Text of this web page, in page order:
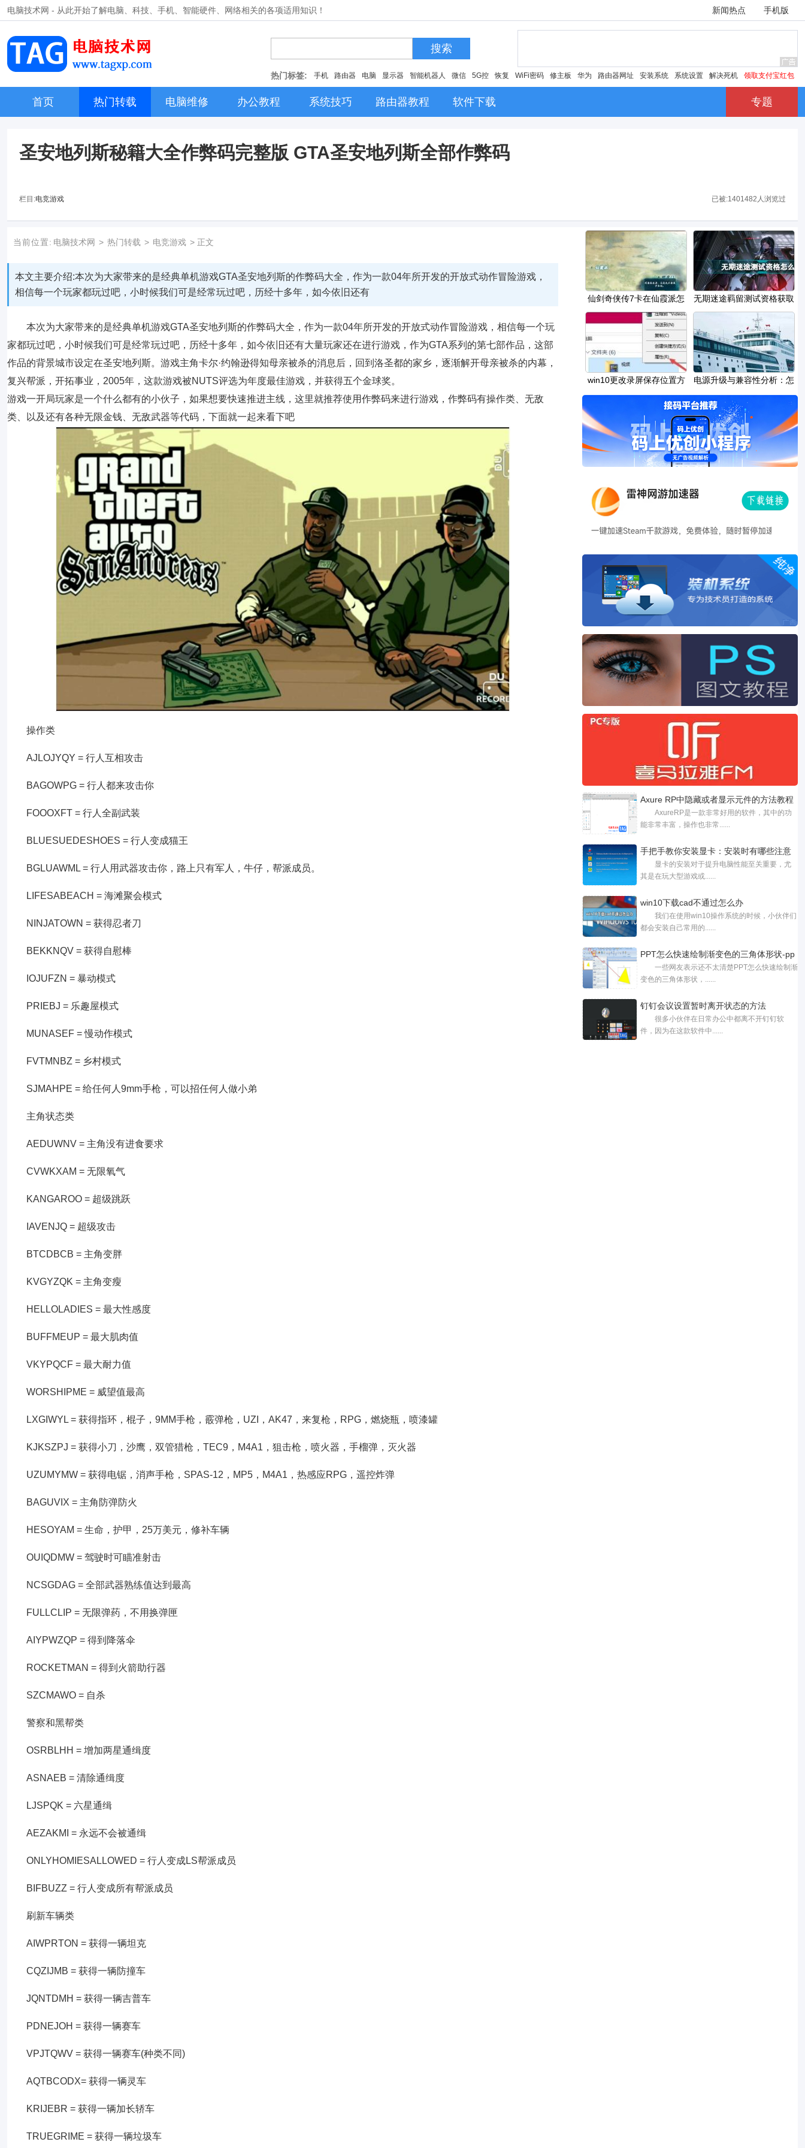
电脑技术网 - 从此开始了解电脑、科技、手机、智能硬件、网络相关的各项适用知识！ 新闻热点 手机版
搜索
热门标签: 手机 路由器 电脑 显示器 智能机器人 微信 5G控 恢复 WiFi密码 修主板 华为 路由器网址 安装系统 系统设置 解决死机 领取支付宝红包
首页 热门转载 电脑维修 办公教程 系统技巧 路由器教程 软件下载 专题
圣安地列斯秘籍大全作弊码完整版 GTA圣安地列斯全部作弊码
栏目:电竞游戏 已被:1401482人浏览过
当前位置: 电脑技术网 > 热门转载 > 电竞游戏 > 正文
本文主要介绍:本次为大家带来的是经典单机游戏GTA圣安地列斯的作弊码大全，作为一款04年所开发的开放式动作冒险游戏，
相信每一个玩家都玩过吧，小时候我们可是经常玩过吧，历经十多年，如今依旧还有
本次为大家带来的是经典单机游戏GTA圣安地列斯的作弊码大全，作为一款04年所开发的开放式动作冒险游戏，相信每一个玩
家都玩过吧，小时候我们可是经常玩过吧，历经十多年，如今依旧还有大量玩家还在进行游戏，作为GTA系列的第七部作品，这部
作品的背景城市设定在圣安地列斯。游戏主角卡尔·约翰逊得知母亲被杀的消息后，回到洛圣都的家乡，逐渐解开母亲被杀的内幕，
复兴帮派，开拓事业，2005年，这款游戏被NUTS评选为年度最佳游戏，并获得五个金球奖。
游戏一开局玩家是一个什么都有的小伙子，如果想要快速推进主线，这里就推荐使用作弊码来进行游戏，作弊码有操作类、无敌
类、以及还有各种无限金钱、无敌武器等代码，下面就一起来看下吧
操作类
AJLOJYQY = 行人互相攻击
BAGOWPG = 行人都来攻击你
FOOOXFT = 行人全副武装
BLUESUEDESHOES = 行人变成猫王
BGLUAWML = 行人用武器攻击你，路上只有军人，牛仔，帮派成员。
LIFESABEACH = 海滩聚会模式
NINJATOWN = 获得忍者刀
BEKKNQV = 获得自慰棒
IOJUFZN = 暴动模式
PRIEBJ = 乐趣屋模式
MUNASEF = 慢动作模式
FVTMNBZ = 乡村模式
SJMAHPE = 给任何人9mm手枪，可以招任何人做小弟
主角状态类
AEDUWNV = 主角没有进食要求
CVWKXAM = 无限氧气
KANGAROO = 超级跳跃
IAVENJQ = 超级攻击
BTCDBCB = 主角变胖
KVGYZQK = 主角变瘦
HELLOLADIES = 最大性感度
BUFFMEUP = 最大肌肉值
VKYPQCF = 最大耐力值
WORSHIPME = 威望值最高
LXGIWYL = 获得指环，棍子，9MM手枪，霰弹枪，UZI，AK47，来复枪，RPG，燃烧瓶，喷漆罐
KJKSZPJ = 获得小刀，沙鹰，双管猎枪，TEC9，M4A1，狙击枪，喷火器，手榴弹，灭火器
UZUMYMW = 获得电锯，消声手枪，SPAS-12，MP5，M4A1，热感应RPG，遥控炸弹
BAGUVIX = 主角防弹防火
HESOYAM = 生命，护甲，25万美元，修补车辆
OUIQDMW = 驾驶时可瞄准射击
NCSGDAG = 全部武器熟练值达到最高
FULLCLIP = 无限弹药，不用换弹匣
AIYPWZQP = 得到降落伞
ROCKETMAN = 得到火箭助行器
SZCMAWO = 自杀
警察和黑帮类
OSRBLHH = 增加两星通缉度
ASNAEB = 清除通缉度
LJSPQK = 六星通缉
AEZAKMI = 永远不会被通缉
ONLYHOMIESALLOWED = 行人变成LS帮派成员
BIFBUZZ = 行人变成所有帮派成员
刷新车辆类
AIWPRTON = 获得一辆坦克
CQZIJMB = 获得一辆防撞车
JQNTDMH = 获得一辆吉普车
PDNEJOH = 获得一辆赛车
VPJTQWV = 获得一辆赛车(种类不同)
AQTBCODX= 获得一辆灵车
KRIJEBR = 获得一辆加长轿车
TRUEGRIME = 获得一辆垃圾车
仙剑奇侠传7卡在仙霞派怎
么出去 不能离
无期迷途羁留测试资格获取
方式
win10更改录屏保存位置方
法
电源升级与兼容性分析：怎
样选择更强大
Axure RP中隐藏或者显示元件的方法教程
AxureRP是一款非常好用的软件，其中的功
能非常丰富，操作也非常......
手把手教你安装显卡：安装时有哪些注意
显卡的安装对于提升电脑性能至关重要，尤
其是在玩大型游戏或......
win10下载cad不通过怎么办
我们在使用win10操作系统的时候，小伙伴们
都会安装自己常用的......
PPT怎么快速绘制渐变色的三角体形状-pp
一些网友表示还不太清楚PPT怎么快速绘制渐
变色的三角体形状，......
钉钉会议设置暂时离开状态的方法
很多小伙伴在日常办公中都离不开钉钉软
件，因为在这款软件中......